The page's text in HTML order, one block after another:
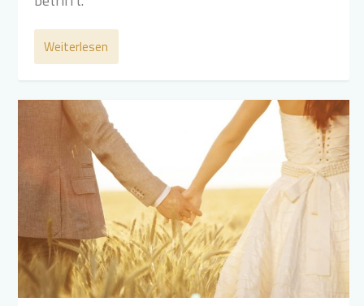
Weiterlesen